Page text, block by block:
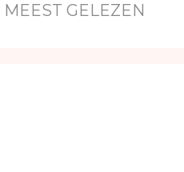
MEEST GELEZEN